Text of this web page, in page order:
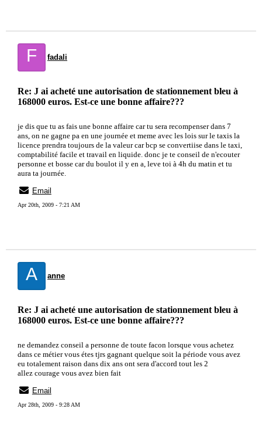
F fadali
Re: J ai acheté une autorisation de stationnement bleu à
168000 euros. Est-ce une bonne affaire???
je dis que tu as fais une bonne affaire car tu sera recompenser dans 7
ans, on ne gagne pa en une journée et meme avec les lois sur le taxis la
licence prendra toujours de la valeur car bcp se convertiise dans le taxi,
comptabilité facile et travail en liquide. donc je te conseil de n'ecouter
personne et bosse car du boulot il y en a, leve toi à 4h du matin et tu
aura ta journée.
Email
Apr 20th, 2009 - 7:21 AM
A anne
Re: J ai acheté une autorisation de stationnement bleu à
168000 euros. Est-ce une bonne affaire???
ne demandez conseil a personne de toute facon lorsque vous achetez
dans ce métier vous étes tjrs gagnant quelque soit la période vous avez
eu totalement raison dans dix ans ont sera d'accord tout les 2
allez courage vous avez bien fait
Email
Apr 28th, 2009 - 9:28 AM